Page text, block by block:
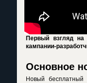
Первый взгляд на
кампании-
Основное
Новый бесплатный